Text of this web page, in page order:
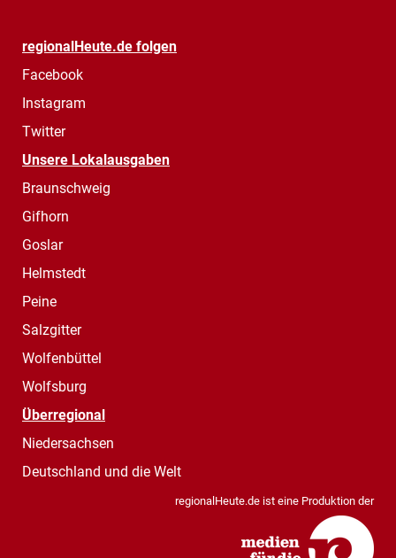
regionalHeute.de folgen
Facebook
Instagram
Twitter
Unsere Lokalausgaben
Braunschweig
Gifhorn
Goslar
Helmstedt
Peine
Salzgitter
Wolfenbüttel
Wolfsburg
Überregional
Niedersachsen
Deutschland und die Welt
regionalHeute.de ist eine Produktion der